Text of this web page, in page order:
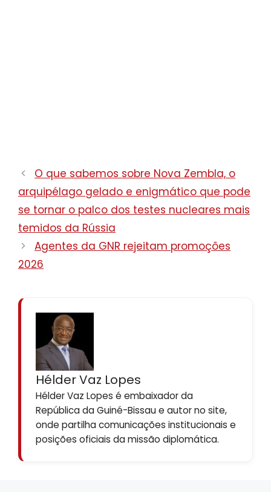
O que sabemos sobre Nova Zembla, o
arquipélago gelado e enigmático que pode
se tornar o palco dos testes nucleares mais
temidos da Rússia
Agentes da GNR rejeitam promoções
2026
Hélder Vaz Lopes
Hélder Vaz Lopes é embaixador da
República da Guiné-Bissau e autor no site,
onde partilha comunicações institucionais e
posições oficiais da missão diplomática.